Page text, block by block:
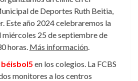
de Deportes Ruth Beitia,
Este año 2024 celebraremos la
miércoles 25 de septiembre de
horas. Más información.
en los colegios. La FCBS
monitores a los centros